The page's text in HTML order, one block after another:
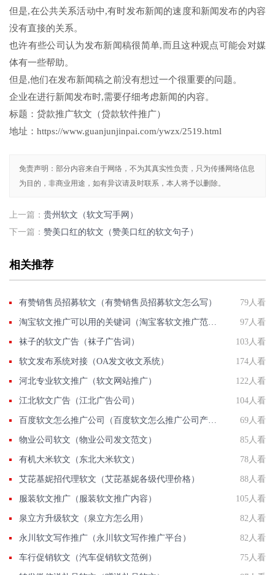
但是,在公共关系活动中,有时发布新闻的速度和新闻发布的内容
没有直接的关系。
也许有些公司认为发布新闻稿很简单,而且这种观点可能会对媒
体有一些帮助。
但是,他们在发布新闻稿之前没有想过一个很重要的问题。
企业在进行新闻发布时,需要仔细考虑新闻的内容。
标题：贷款推广软文（贷款软件推广）
地址：https://www.guanjunjinpai.com/ywzx/2519.html
免责声明：部分内容来自于网络，不为其真实性负责，只为传播网络信息
为目的，非商业用途，如有异议请及时联系，本人将予以删除。
上一篇： 贵州软文（软文写手网）
下一篇： 赞美口红的软文（赞美口红的软文句子）
相关推荐
有赞销售员招募软文（有赞销售员招募软文怎么写） 79人看
97人看
袜子的软文广告（袜子广告词） 103人看
软文发布系统对接（OA发文收文系统） 174人看
河北专业软文推广（软文网站推广） 122人看
江北软文广告（江北广告公司） 104人看
69人看
物业公司软文（物业公司发文范文） 85人看
有机大米软文（东北大米软文） 78人看
艾芘基妮招代理软文（艾芘基妮各级代理价格） 88人看
服装软文推广（服装软文推广内容） 105人看
泉立方升级软文（泉立方怎么用） 82人看
永川软文写作推广（永川软文写作推广平台） 82人看
车行促销软文（汽车促销软文范例） 75人看